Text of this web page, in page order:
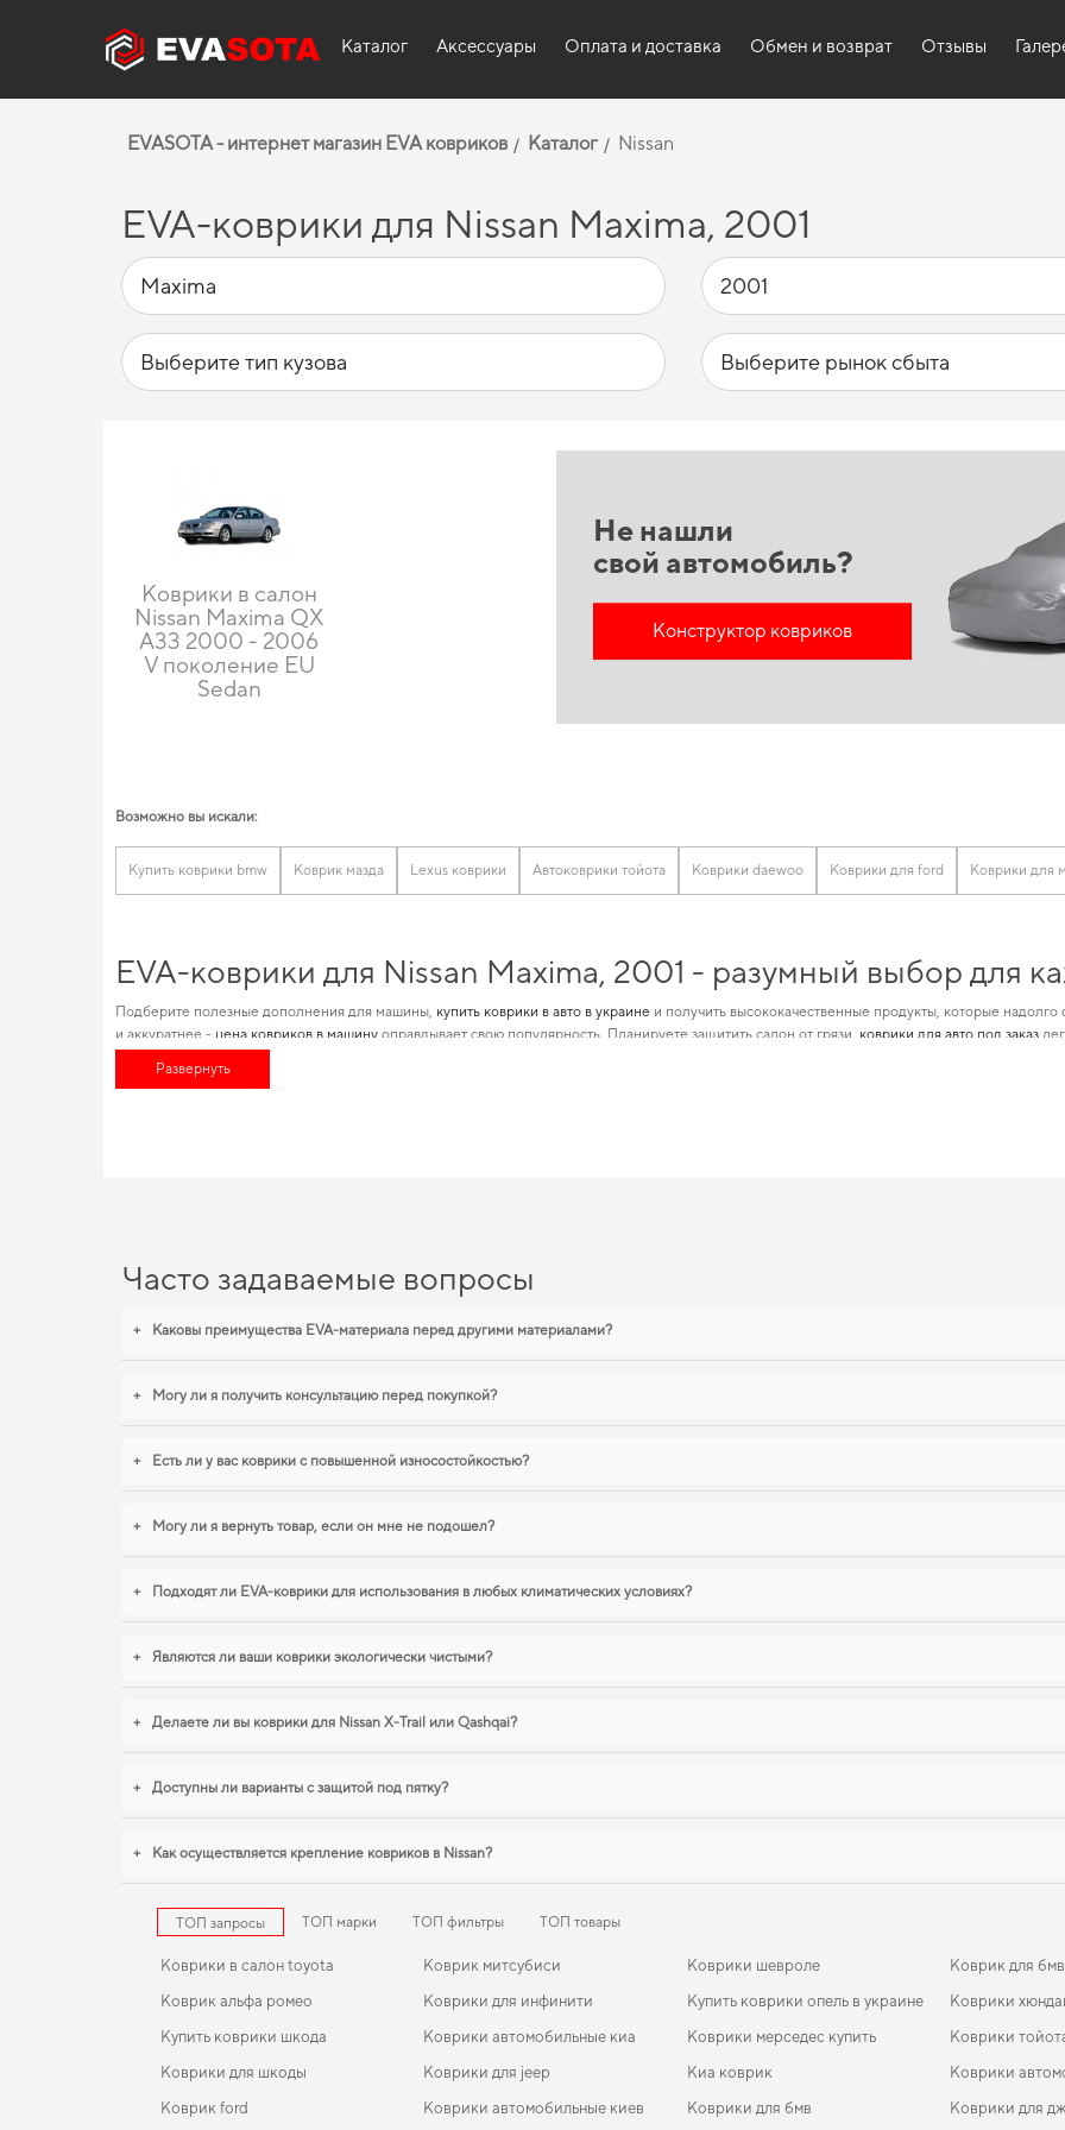
Каталог Аксессуары Оплата и доставка Обмен и возврат Отзывы
EVASOTA - интернет магазин EVA ковриков Каталог Nissan
EVA-коврики для Nissan Maxima, 2001
Коврики в салон
Nissan Maxima QX
A33 2000 - 2006
V поколение EU
Sedan
Не нашли
свой автомобиль?
Конструктор ковриков
Возможно вы искали:
Купить коврики bmw Коврик мазда Lexus коврики Автоковрики тойота Коврики daewoo Коврики для ford Коврики для
EVA-коврики для Nissan Maxima, 2001 - разумный выбор для
Подберите полезные дополнения для машины, купить коврики в авто в украине и получить высококачественные продукты, которые
и аккуратнее - цена ковриков в машину оправдывает свою популярность. Планируете защитить салон от грязи, коврики для авто под заказ
аксессуары на машину
Развернуть
Часто задаваемые вопросы
+ Каковы преимущества EVA-материала перед другими материалами?
+ Могу ли я получить консультацию перед покупкой?
+ Есть ли у вас коврики с повышенной износостойкостью?
+ Могу ли я вернуть товар, если он мне не подошел?
+ Подходят ли EVA-коврики для использования в любых климатических условиях?
+ Являются ли ваши коврики экологически чистыми?
+ Делаете ли вы коврики для Nissan X-Trail или Qashqai?
+ Доступны ли варианты с защитой под пятку?
+ Как осуществляется крепление ковриков в Nissan?
ТОП запросы ТОП марки ТОП фильтры ТОП товары
Коврики в салон toyota
Коврик альфа ромео
Купить коврики шкода
Коврики для шкоды
Коврик ford
Коврик митсубиси
Коврики для инфинити
Коврики автомобильные киа
Коврики для jeep
Коврики автомобильные киев
Коврики шевроле
Купить коврики опель в украине
Коврики мерседес купить
Киа коврик
Коврики для бмв
Коврик для бмв
Коврики
Коврики
Коврики
Коврики для